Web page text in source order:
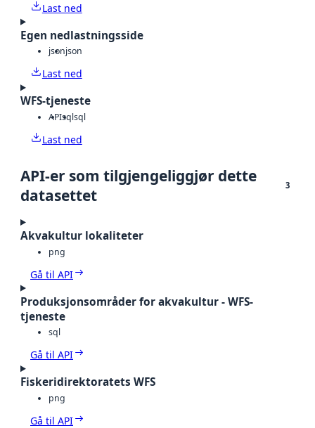
Last ned
Egen nedlastningsside
jsonjson
Last ned
WFS-tjeneste
APIsqlsql
Last ned
API-er som tilgjengeliggjør dette
datasettet
3
Akvakultur lokaliteter
png
Gå til API
Produksjonsområder for akvakultur - WFS-
tjeneste
sql
Gå til API
Fiskeridirektoratets WFS
png
Gå til API